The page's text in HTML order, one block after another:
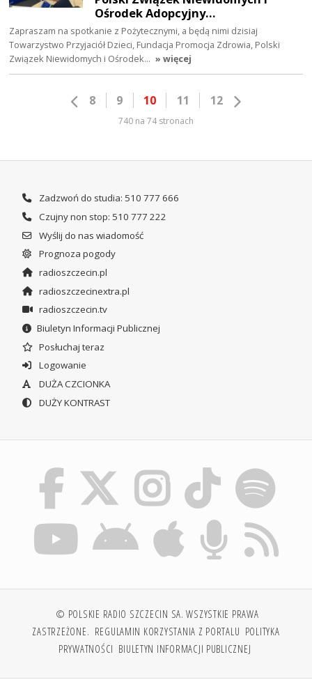
Ośrodek Adopcyjny…
Zapraszam na spotkanie z Pożytecznymi, a będą nimi dzisiaj
Towarzystwo Przyjaciół Dzieci, Fundacja Promocja Zdrowia, Polski
Związek Niewidomych i Ośrodek… » więcej
8 9 10 11 12
740 na 74 stronach
Zadzwoń do studia: 510 777 666
Czujny non stop: 510 777 222
Wyślij do nas wiadomość
Prognoza pogody
radioszczecin.pl
radioszczecinextra.pl
radioszczecin.tv
Biuletyn Informacji Publicznej
Posłuchaj teraz
Logowanie
DUŻA CZCIONKA
DUŻY KONTRAST
© POLSKIE RADIO SZCZECIN SA. WSZYSTKIE PRAWA
ZASTRZEŻONE. REGULAMIN KORZYSTANIA Z PORTALU POLITYKA
PRYWATNOŚCI BIULETYN INFORMACJI PUBLICZNEJ